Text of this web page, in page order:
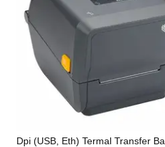
Dpi (USB, Eth) Termal Transfer